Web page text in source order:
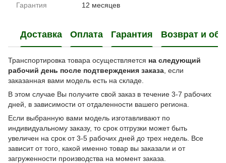
Гарантия 12 месяцев
Доставка Оплата Гарантия Возврат и
Транспортировка товара осуществляется на следующий
рабочий день после подтверждения заказа , если
заказанная вами модель есть на складе.
В этом случае Вы получите свой заказ в течение 3-7 рабочих
дней, в зависимости от отдаленности вашего региона.
Если выбранную вами модель изготавливают по
индивидуальному заказу, то срок отгрузки может быть
увеличен на срок от 3-5 рабочих дней до трех недель. Все
зависит от того, какой именно товар вы заказали и от
загруженности производства на момент заказа.